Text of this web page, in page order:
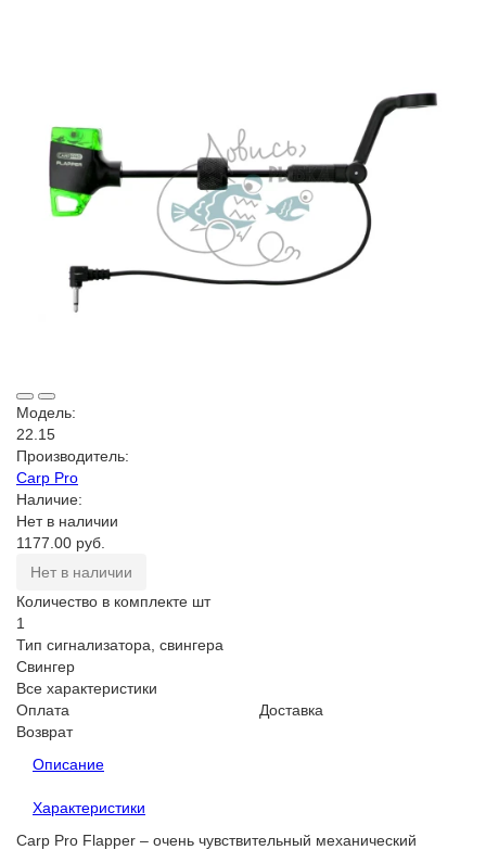
Модель:
22.15
Производитель:
Carp Pro
Наличие:
Нет в наличии
1177.00 руб.
Нет в наличии
Количество в комплекте шт
1
Тип сигнализатора, свингера
Свингер
Все характеристики
Оплата
Доставка
Возврат
Описание
Характеристики
Carp Pro Flapper – очень чувствительный механический